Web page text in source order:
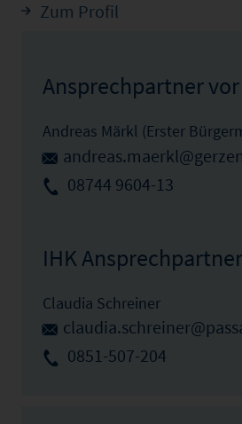
Zum Profil
Ansprechpartner
Andreas Märkl (Erster
08744 9604-13
IHK Ansprechpartner
Claudia Schreiner
0851-507-204